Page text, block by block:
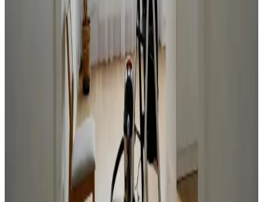
Rensning af fælleskanaler og hovedaggregat